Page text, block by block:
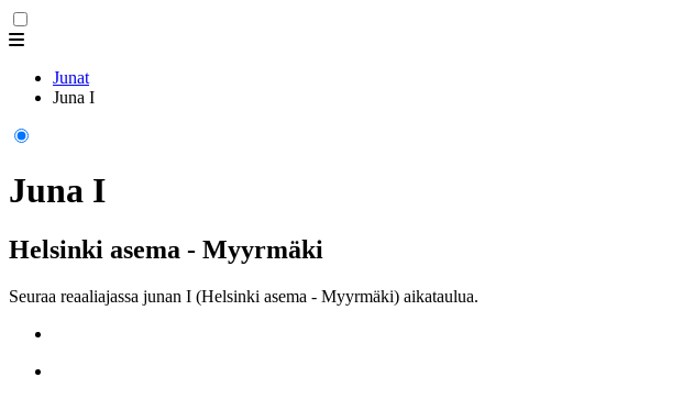
Junat
Juna I
Juna I
Helsinki asema - Myyrmäki
Seuraa reaaliajassa junan I (Helsinki asema - Myyrmäki) aikataulua.